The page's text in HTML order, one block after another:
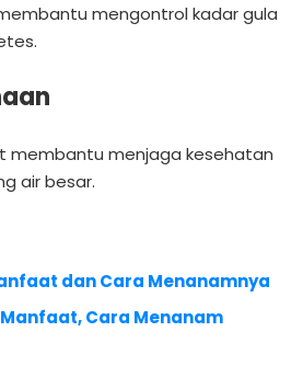
mengontrol kadar gula
membantu menjaga kesehatan
air besar.
dan Cara Menanamnya
Cara Menanam